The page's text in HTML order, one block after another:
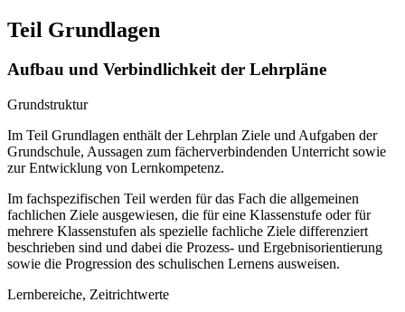
Teil Grundlagen
Aufbau und Verbindlichkeit der Lehrpläne
Grundstruktur
Im Teil Grundlagen enthält der Lehrplan Ziele und Aufgaben der
Grundschule, Aussagen zum fächerverbindenden Unterricht sowie
zur Entwicklung von Lernkompetenz.
Im fachspezifischen Teil werden für das Fach die allgemeinen
fachlichen Ziele ausgewiesen, die für eine Klassenstufe oder für
mehrere Klassenstufen als spezielle fachliche Ziele differenziert
beschrieben sind und dabei die Prozess- und Ergebnisorientierung
sowie die Progression des schulischen Lernens ausweisen.
Lernbereiche, Zeitrichtwerte